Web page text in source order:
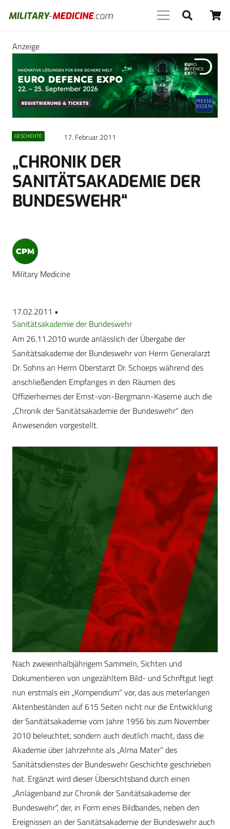
Anzeige
GESCHICHTE 17. Februar 2011
„CHRONIK DER
SANITÄTSAKADEMIE DER
BUNDESWEHR“
Military Medicine
17.02.2011 •
Sanitätsakademie der Bundeswehr
Am 26.11.2010 wurde anlässlich der Übergabe der
Sanitätsakademie der Bundeswehr von Herrn Generalarzt
Dr. Sohns an Herrn Oberstarzt Dr. Schoeps während des
anschließenden Empfanges in den Räumen des
Offizierheimes der Ernst-von-Bergmann-Kaserne auch die
„Chronik der Sanitätsakademie der Bundeswehr“ den
Anwesenden vorgestellt.
Nach zweieinhalbjährigem Sammeln, Sichten und
Dokumentieren von ungezähltem Bild- und Schriftgut liegt
nun erstmals ein „Kompendium“ vor, das aus meterlangen
Aktenbeständen auf 615 Seiten nicht nur die Entwicklung
der Sanitätsakademie vom Jahre 1956 bis zum November
2010 beleuchtet, sondern auch deutlich macht, dass die
Akademie über Jahrzehnte als „Alma Mater“ des
Sanitätsdienstes der Bundeswehr Geschichte geschrieben
hat. Ergänzt wird dieser Übersichtsband durch einen
„Anlagenband zur Chronik der Sanitätsakademie der
Bundeswehr“, der, in Form eines Bildbandes, neben den
Ereignissen an der Sanitätsakademie der Bundeswehr auch